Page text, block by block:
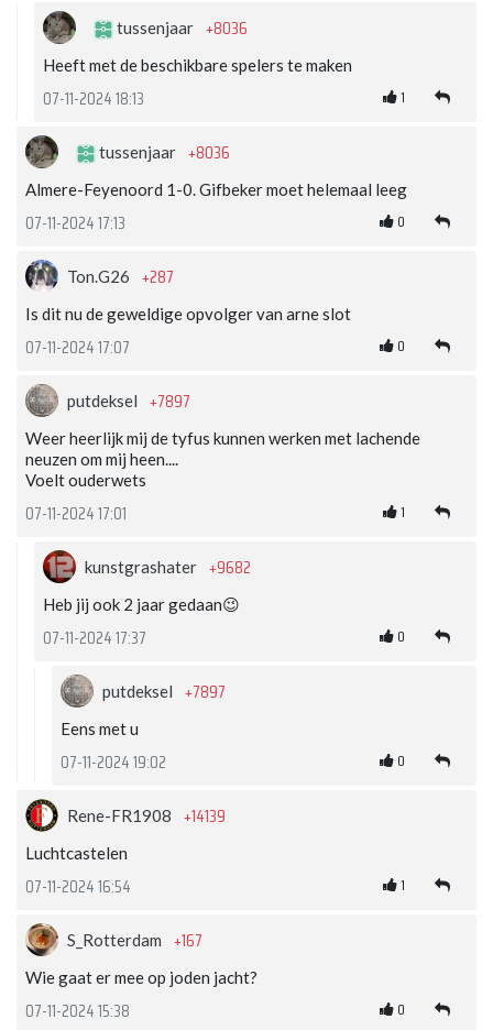
tussenjaar +8036
Heeft met de beschikbare spelers te maken
07-11-2024 18:13 1
tussenjaar +8036
Almere-Feyenoord 1-0. Gifbeker moet helemaal leeg
07-11-2024 17:13 0
Ton.G26 +287
Is dit nu de geweldige opvolger van arne slot
07-11-2024 17:07 0
putdeksel +7897
Weer heerlijk mij de tyfus kunnen werken met lachende
neuzen om mij heen....
Voelt ouderwets
07-11-2024 17:01 1
kunstgrashater +9682
Heb jij ook 2 jaar gedaan😉
07-11-2024 17:37 0
putdeksel +7897
Eens met u
07-11-2024 19:02 0
Rene-FR1908 +14139
Luchtcastelen
07-11-2024 16:54 1
S_Rotterdam +167
Wie gaat er mee op joden jacht?
07-11-2024 15:38 0